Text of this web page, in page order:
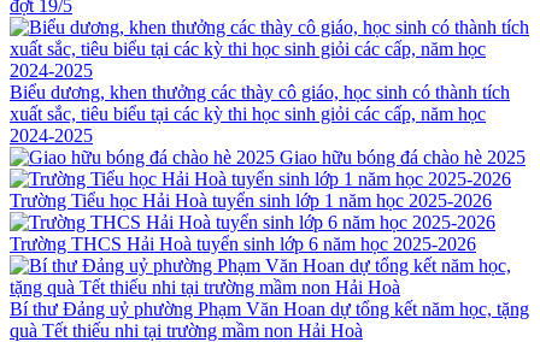
đợt 19/5
Biểu dương, khen thưởng các thày cô giáo, học sinh có thành tích
xuất sắc, tiêu biểu tại các kỳ thi học sinh giỏi các cấp, năm học
2024-2025
Giao hữu bóng đá chào hè 2025
Trường Tiểu học Hải Hoà tuyển sinh lớp 1 năm học 2025-2026
Trường THCS Hải Hoà tuyển sinh lớp 6 năm học 2025-2026
Bí thư Đảng uỷ phường Phạm Văn Hoan dự tổng kết năm học, tặng
quà Tết thiếu nhi tại trường mầm non Hải Hoà